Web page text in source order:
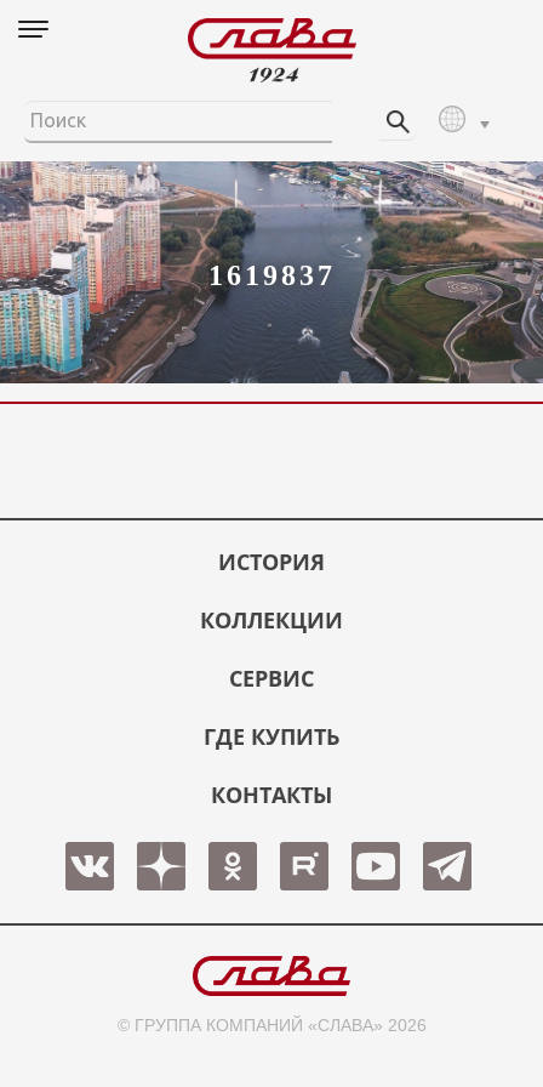
1619837
ИСТОРИЯ
КОЛЛЕКЦИИ
СЕРВИС
ГДЕ КУПИТЬ
КОНТАКТЫ
© ГРУППА КОМПАНИЙ «СЛАВА» 2026